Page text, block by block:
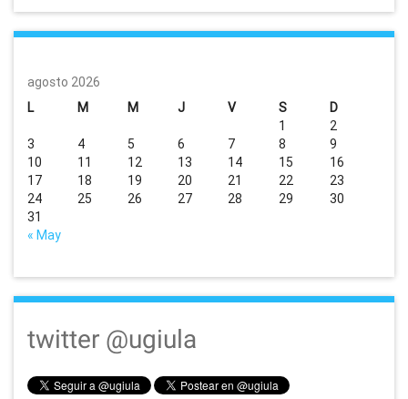
agosto 2026
L
M M J V S D
« May
1
2
3
4 5 6 7 8
9
10
11 12 13 14 15
16
17
18 19 20 21 22
23
24
25 26 27 28 29
30
31
twitter @ugiula